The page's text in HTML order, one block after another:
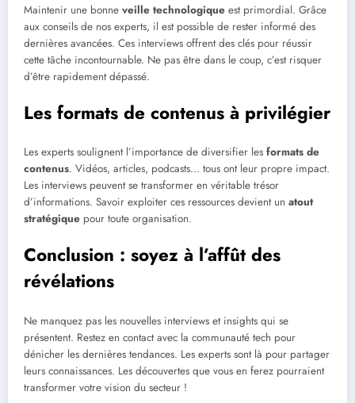
Maintenir une bonne veille technologique est primordial. Grâce
aux conseils de nos experts, il est possible de rester informé des
dernières avancées. Ces interviews offrent des clés pour réussir
cette tâche incontournable. Ne pas être dans le coup, c’est risquer
d’être rapidement dépassé.
Les formats de contenus à privilégier
Les experts soulignent l’importance de diversifier les formats de
contenus. Vidéos, articles, podcasts… tous ont leur propre impact.
Les interviews peuvent se transformer en véritable trésor
d’informations. Savoir exploiter ces ressources devient un atout
stratégique pour toute organisation.
Conclusion : soyez à l’affût des
révélations
Ne manquez pas les nouvelles interviews et insights qui se
présentent. Restez en contact avec la communauté tech pour
dénicher les dernières tendances. Les experts sont là pour partager
leurs connaissances. Les découvertes que vous en ferez pourraient
transformer votre vision du secteur !